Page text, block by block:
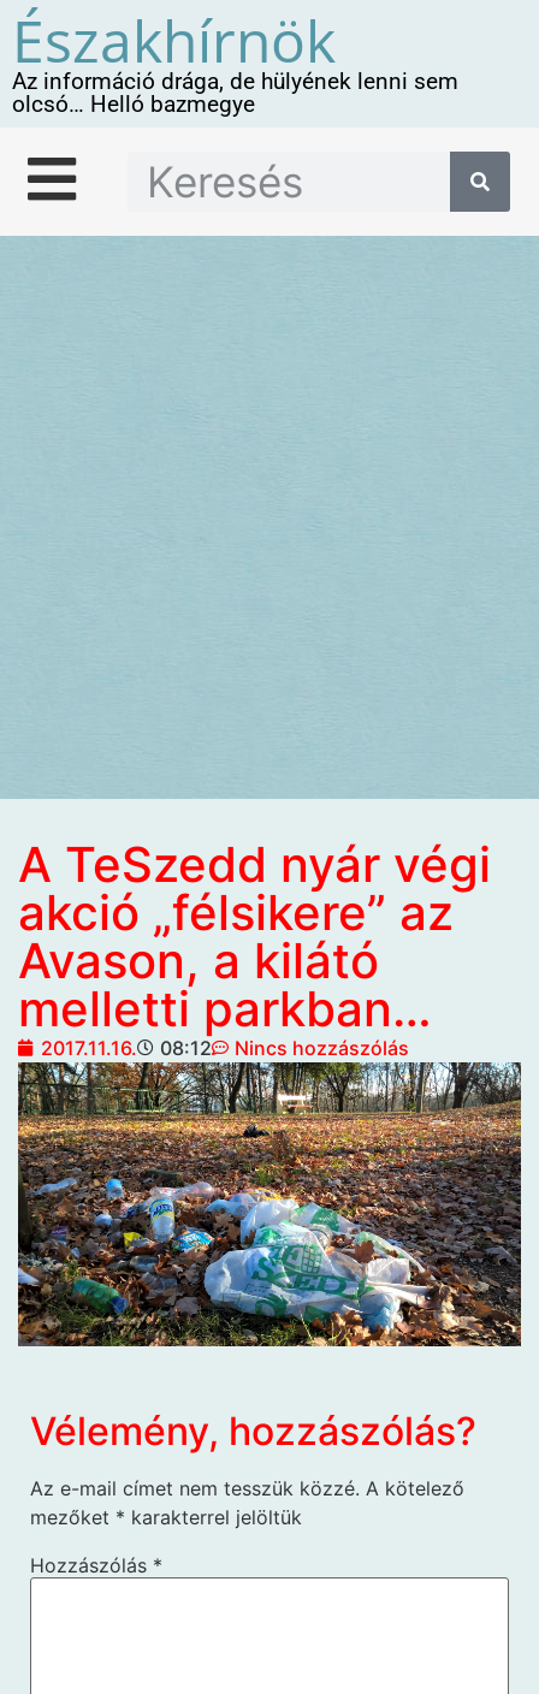
Északhírnök
Az információ drága, de hülyének lenni sem
olcsó… Helló bazmegye
A TeSzedd nyár végi
akció „félsikere” az
Avason, a kilátó
melletti parkban…
2017.11.16. 08:12 Nincs hozzászólás
Vélemény, hozzászólás?
Az e-mail címet nem tesszük közzé. A kötelező
mezőket * karakterrel jelöltük
Hozzászólás *